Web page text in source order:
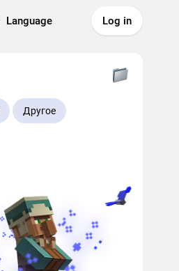
Language Log in
Другое